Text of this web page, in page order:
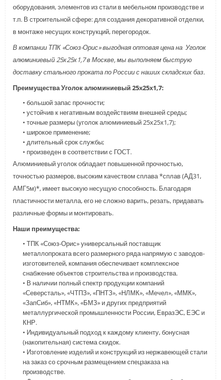
оборудования, элементов из стали в мебельном производстве и
т.п. В строительной сфере: для создания декоративной отделки,
в монтаже несущих конструкций, перегородок.
В компании ТПК «Союз-Орис» выгодная оптовая цена на Уголок
алюминиевый 25х25х1,7 в Москве, мы выполняем быструю
доставку стального проката по России с наших складских баз.
Преимущества Уголок алюминиевый 25х25х1,7:
• большой запас прочности;
• устойчив к негативным воздействиям внешней среды;
• точные размеры (уголок алюминиевый 25х25х1,7);
• широкое применение;
• длительный срок службы;
• произведен в соответствии с ГОСТ.
Алюминиевый уголок обладает повышенной прочностью,
точностью размеров, высоким качеством сплава *сплав (АД31,
АМГ5м)*, имеет высокую несущую способность. Благодаря
пластичности металла, его не сложно варить, резать, придавать
различные формы и монтировать.
Наши преимущества:
• ТПК «Союз-Орис» универсальный поставщик
металлопроката всего размерного ряда напрямую с заводов-
изготовителей, компания обеспечивает комплексное
снабжение объектов строительства и производства.
• В наличии полный спектр продукции компаний
«Северсталь», «ЧТПЗ», «ПНТЗ», «НЛМК», «Мечел», «ММК»,
«ЗапСиб», «НТМК», «БМЗ» и других предприятий
металлургической промышленности России, ЕвразЭС, ЕЭС и
КНР.
• Индивидуальный подход к каждому клиенту, бонусная
(накопительная) система скидок.
• Изготовление изделий и конструкций из нержавеющей стали
на заказ со срочным размещением спецзаказа на
производстве.